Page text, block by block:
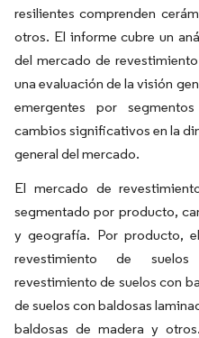
resilientes comprenden
otros. El informe cubre un
del mercado de
una evaluación de la visión
emergentes por
cambios significativos en la
general del mercado.
El mercado de
segmentado por producto,
y geografía. Por producto,
revestimiento de
revestimiento de suelos con
de suelos con baldosas
baldosas de madera y